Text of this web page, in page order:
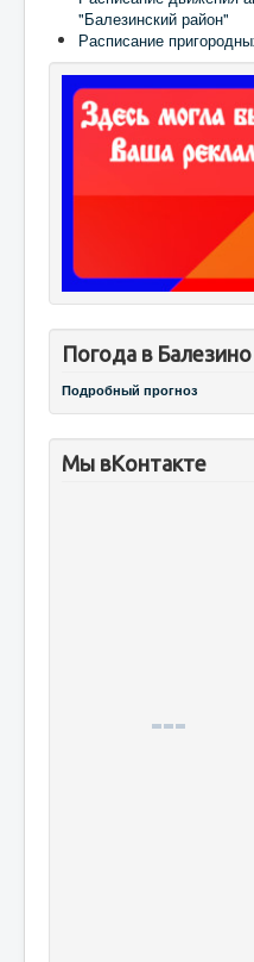
"Балезинский район"
Расписание
Погода в Балезино
Подробный прогноз
Мы вКонтакте